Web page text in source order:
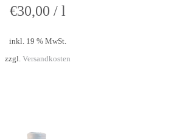
€30,00 / l
inkl. 19 % MwSt.
zzgl. Versandkosten